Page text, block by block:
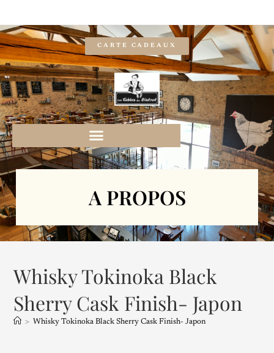
CARTE CADEAUX
A PROPOS
Whisky Tokinoka Black
Sherry Cask Finish- Japon
> Whisky Tokinoka Black Sherry Cask Finish- Japon